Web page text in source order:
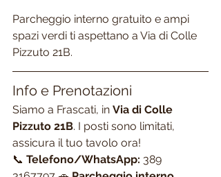
Parcheggio interno gratuito e ampi
spazi verdi ti aspettano a Via di Colle
Pizzuto 21B.
Info e Prenotazioni
Siamo a Frascati, in Via di Colle
Pizzuto 21B. I posti sono limitati,
assicura il tuo tavolo ora!
📞 Telefono/WhatsApp: 389